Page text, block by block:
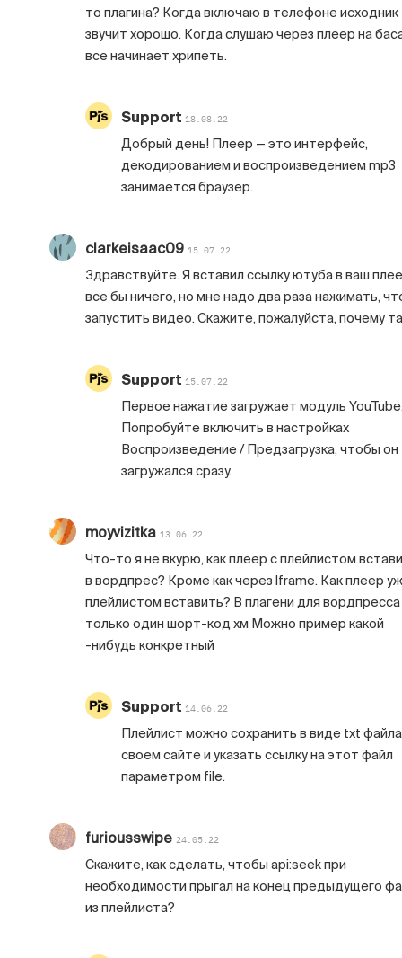
то плагина? Когда включаю в телефоне исходник
звучит хорошо. Когда слушаю через плеер на
все начинает хрипеть.
Support 18.08.22
Добрый день! Плеер — это интерфейс,
декодированием и воспроизведением mp3
занимается браузер.
clarkeisaac09 15.07.22
Здравствуйте. Я вставил ссылку ютуба в ваш
все бы ничего, но мне надо два раза нажимать,
запустить видео. Скажите, пожалуйста, почему
Support 15.07.22
Первое нажатие загружает модуль
Попробуйте включить в настройках
Воспроизведение / Предзагрузка, чтобы он
загружался сразу.
moyvizitka 13.06.22
Что-то я не вкурю, как плеер с плейлистом
в вордпрес? Кроме как через Iframe. Как плеер
плейлистом вставить? В плагени для вордпресса
только один шорт-код хм Можно пример какой
-нибудь конкретный
Support 14.06.22
Плейлист можно сохранить в виде txt
своем сайте и указать ссылку на этот файл
параметром file.
furiousswipe 24.05.22
Скажите, как сделать, чтобы api:seek при
необходимости прыгал на конец предыдущего
из плейлиста?